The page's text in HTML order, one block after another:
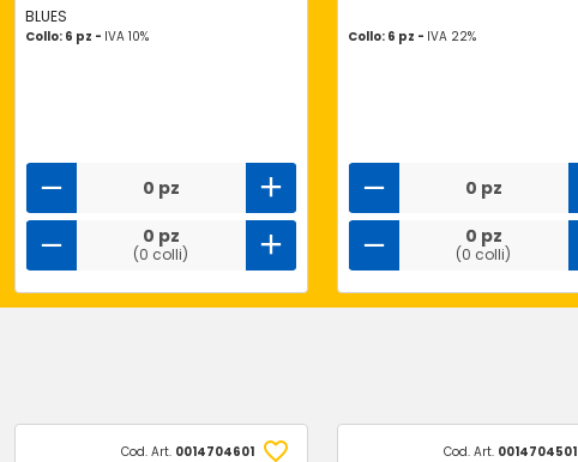
BLUES
Collo: 6 pz - IVA 10%
0 pz
0 pz
(0 colli)
Collo: 6 pz - IVA 22%
0 pz
0 pz
(0 colli)
Cod. Art. 0014704601 Cod. Art. 0014704501